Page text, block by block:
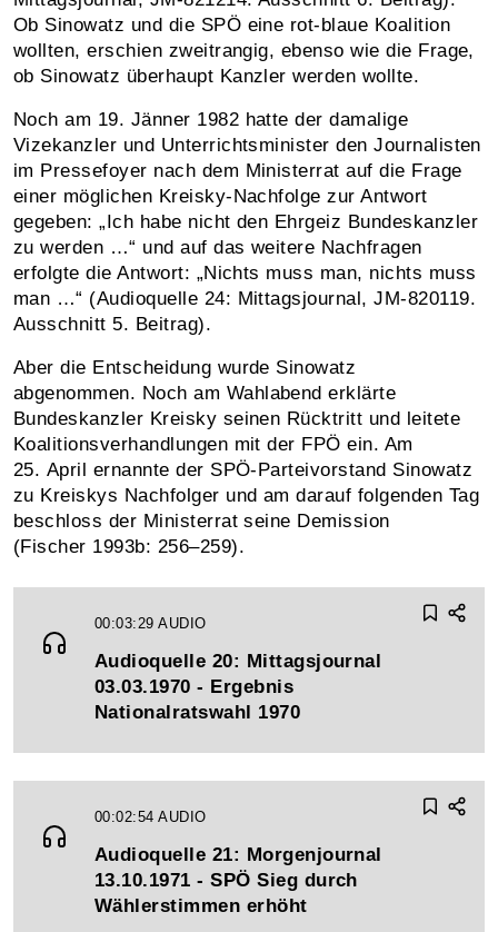
Ob Sinowatz und die SPÖ eine rot-blaue Koalition
wollten, erschien zweitrangig, ebenso wie die Frage,
ob Sinowatz überhaupt Kanzler werden wollte.
Noch am 19. Jänner 1982 hatte der damalige
Vizekanzler und Unterrichtsminister den Journalisten
im Pressefoyer nach dem Ministerrat auf die Frage
einer möglichen Kreisky-Nachfolge zur Antwort
gegeben: „Ich habe nicht den Ehrgeiz Bundeskanzler
zu werden …“ und auf das weitere Nachfragen
erfolgte die Antwort: „Nichts muss man, nichts muss
man …“ (Audioquelle 24: Mittagsjournal, JM‑820119.
Ausschnitt 5. Beitrag).
Aber die Entscheidung wurde Sinowatz
abgenommen. Noch am Wahlabend erklärte
Bundeskanzler Kreisky seinen Rücktritt und leitete
Koalitionsverhandlungen mit der FPÖ ein. Am
25. April ernannte der SPÖ-Parteivorstand Sinowatz
zu Kreiskys Nachfolger und am darauf folgenden Tag
beschloss der Ministerrat seine Demission
(Fischer 1993b: 256–259).
00:03:29AUDIO
Audioquelle 20: Mittagsjournal
03.03.1970 - Ergebnis
Nationalratswahl 1970
00:02:54AUDIO
Audioquelle 21: Morgenjournal
13.10.1971 - SPÖ Sieg durch
Wählerstimmen erhöht